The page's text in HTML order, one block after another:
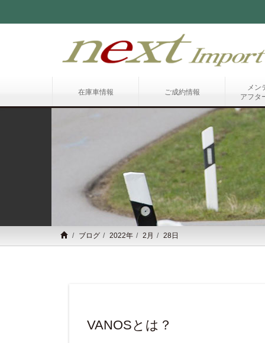
在庫車情報 ご成約情報
メン
アフタ
ブログ 2022年 2月 28日
VANOSとは？